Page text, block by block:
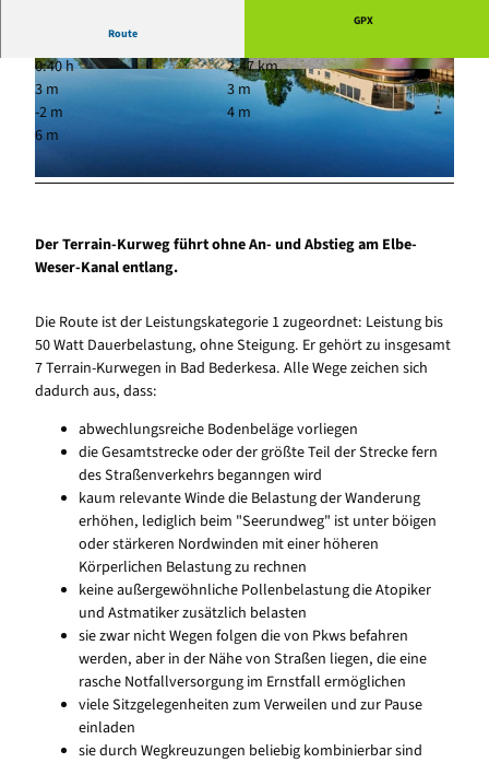
© Florian Trykowski, Cuxland-Tourismus, Fotograf Florian Trykowski
graf Florian Trykowski
© Florian Trykowski, Cuxland-Tourismus, Foto
graf Florian Trykowski
Route
GPX
0:40 h
2,47 km
3 m
3 m
-2 m
4 m
6 m
Der Terrain-Kurweg führt ohne An- und Abstieg am Elbe-
Weser-Kanal entlang.
Die Route ist der Leistungskategorie 1 zugeordnet: Leistung bis
50 Watt Dauerbelastung, ohne Steigung. Er gehört zu insgesamt
7 Terrain-Kurwegen in Bad Bederkesa. Alle Wege zeichen sich
dadurch aus, dass:
abwechlungsreiche Bodenbeläge vorliegen
die Gesamtstrecke oder der größte Teil der Strecke fern
des Straßenverkehrs beganngen wird
kaum relevante Winde die Belastung der Wanderung
erhöhen, lediglich beim "Seerundweg" ist unter böigen
oder stärkeren Nordwinden mit einer höheren
Körperlichen Belastung zu rechnen
keine außergewöhnliche Pollenbelastung die Atopiker
und Astmatiker zusätzlich belasten
sie zwar nicht Wegen folgen die von Pkws befahren
werden, aber in der Nähe von Straßen liegen, die eine
rasche Notfallversorgung im Ernstfall ermöglichen
viele Sitzgelegenheiten zum Verweilen und zur Pause
einladen
sie durch Wegkreuzungen beliebig kombinierbar sind